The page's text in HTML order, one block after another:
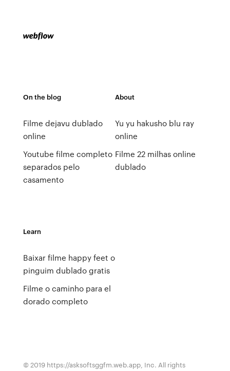
On the blog
Filme dejavu dublado
online
Youtube filme completo
separados pelo
casamento
About
Yu yu hakusho blu ray
online
Filme 22 milhas online
dublado
Learn
Baixar filme happy feet o
pinguim dublado gratis
Filme o caminho para el
dorado completo
© 2019 https://asksoftsggfm.web.app, Inc. All rights